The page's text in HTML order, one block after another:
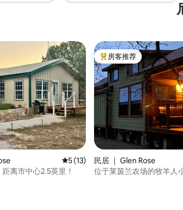
平均评分 5 分（满分 5 分），共 13
5 (13)
离市中心2.5英里！
热门「房客推荐」
房客推荐
民居 ｜ Glen Rose
位于莱茵兰农场的牧羊人